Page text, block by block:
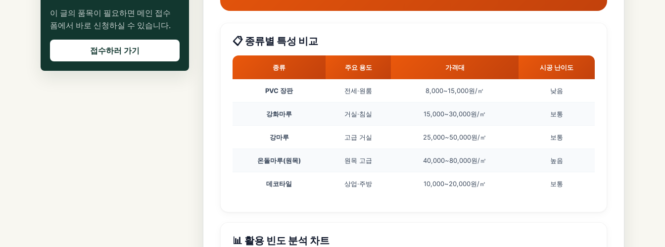
이 글의 품목이 필요하면 메인 접수
폼에서 바로 신청하실 수 있습니다.
접수하러 가기
📋 종류별 특성 비교
종류 주요 용도 가격대 시공 난이도
PVC 장판 전세·원룸 8,000~15,000원/㎡ 낮음
강화마루 거실·침실 15,000~30,000원/㎡ 보통
강마루 고급 거실 25,000~50,000원/㎡ 보통
온돌마루(원목) 원목 고급 40,000~80,000원/㎡ 높음
데코타일 상업·주방 10,000~20,000원/㎡ 보통
📊 활용 빈도 분석 차트